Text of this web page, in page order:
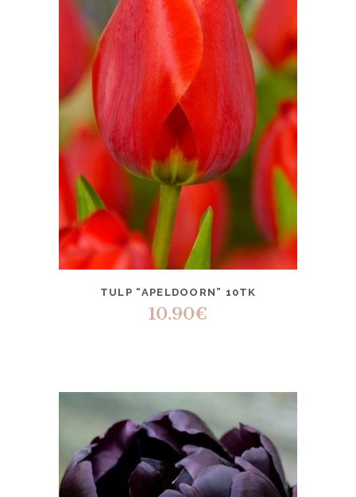
TULP “APELDOORN” 10TK
10.90€